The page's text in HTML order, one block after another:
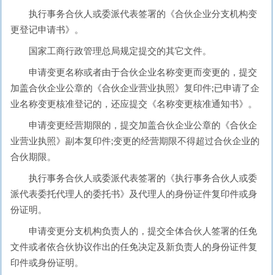
执行事务合伙人或委派代表签署的《合伙企业分支机构变
更登记申请书》。
国家工商行政管理总局规定提交的其它文件。
申请变更名称或者由于合伙企业名称变更而变更的，提交
加盖合伙企业公章的《合伙企业营业执照》复印件;已申请了企
业名称变更核准登记的，还应提交《名称变更核准通知书》。
申请变更经营期限的，提交加盖合伙企业公章的《合伙企
业营业执照》副本复印件;变更的经营期限不得超过合伙企业的
合伙期限。
执行事务合伙人或委派代表签署的《执行事务合伙人或委
派代表委托代理人的委托书》及代理人的身份证件复印件或身
份证明。
申请变更分支机构负责人的，提交全体合伙人签署的任免
文件或者依合伙协议作出的任免决定及新负责人的身份证件复
印件或身份证明。